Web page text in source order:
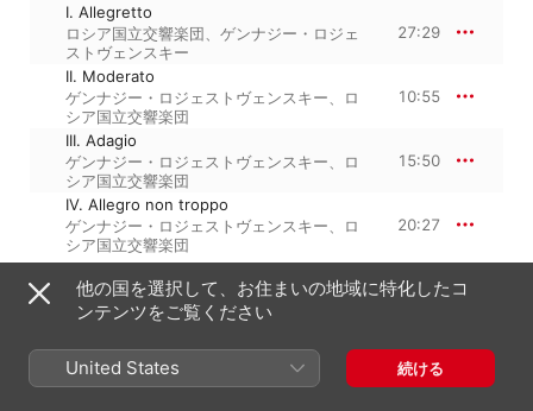
I. Allegretto
ロシア国立交響楽団
ゲンナジー・ロジェ
ストヴェンスキー
27:29
II. Moderato
ゲンナジー・ロジェストヴェンスキー
ロ
シア国立交響楽団
10:55
III. Adagio
ゲンナジー・ロジェストヴェンスキー
ロ
シア国立交響楽団
15:50
IV. Allegro non troppo
ゲンナジー・ロジェストヴェンスキー
ロ
シア国立交響楽団
20:27
1987年1月1日
℗ 1987 JSC "Firma Melodiya"
他の国を選択して、お住まいの地域に特化したコ
ンテンツをご覧ください
United States 続ける